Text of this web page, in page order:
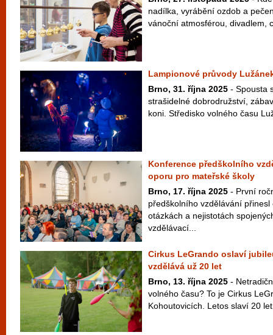
nadílka, vyrábění ozdob a
vánoční atmosférou, divadlem,
Lampionové průvody
Brno, 31. října 2025 - Spousta
strašidelné dobrodružství,
koni. Středisko volného času
Konference předškolního
oporu pro mateřské školy
Brno, 17. října 2025 - První
předškolního vzdělávání
otázkách a nejistotách
vzdělávací...
Cirkus LeGrando oslaví
vzdělává už 20 let
Brno, 13. října 2025 -
volného času? To je Cirkus
Kohoutovicích. Letos slaví 20